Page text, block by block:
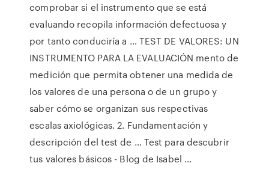
comprobar si el instrumento que se está
evaluando recopila información defectuosa y
por tanto conduciría a … TEST DE VALORES: UN
INSTRUMENTO PARA LA EVALUACIÓN mento de
medición que permita obtener una medida de
los valores de una persona o de un grupo y
saber cómo se organizan sus respectivas
escalas axiológicas. 2. Fundamentación y
descripción del test de … Test para descubrir
tus valores básicos - Blog de Isabel ...